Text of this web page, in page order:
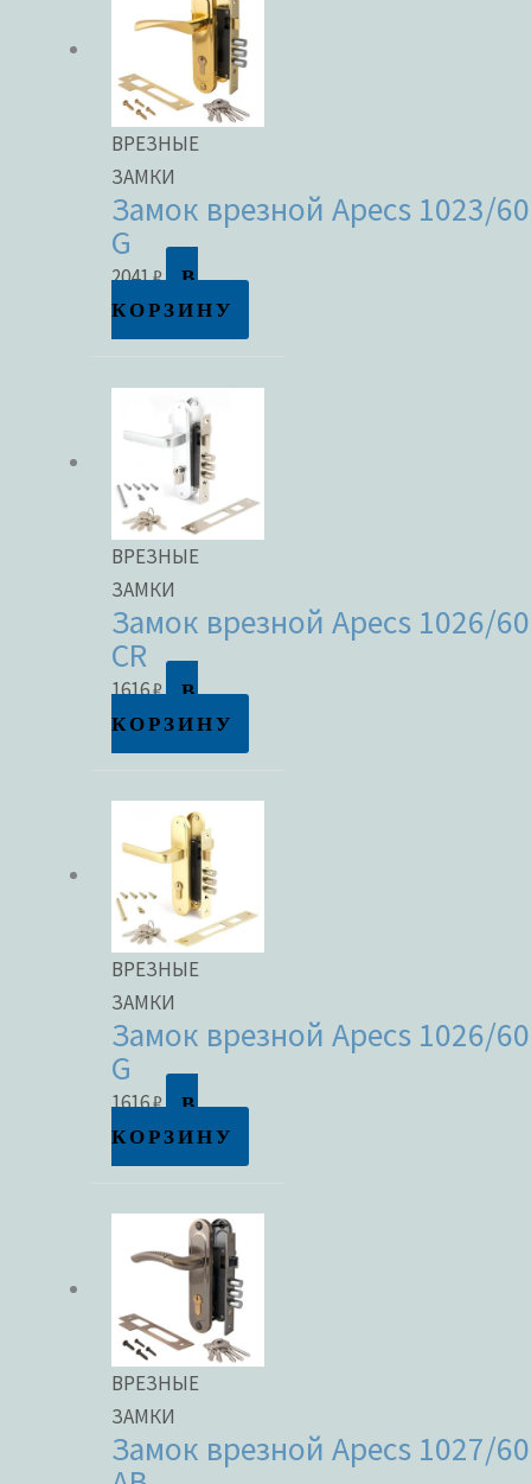
ВРЕЗНЫЕ
ЗАМКИ
Замок врезной Apecs 1023/
G
2041₽
В
КОРЗИНУ
ВРЕЗНЫЕ
ЗАМКИ
Замок врезной Apecs 1026/
CR
1616₽
В
КОРЗИНУ
ВРЕЗНЫЕ
ЗАМКИ
Замок врезной Apecs 1026/
G
1616₽
В
КОРЗИНУ
ВРЕЗНЫЕ
ЗАМКИ
Замок врезной Apecs 1027/